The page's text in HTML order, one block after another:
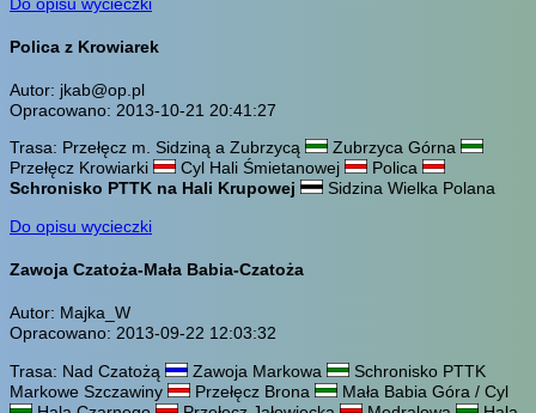
Polica z Krowiarek
Autor: jkab@op.pl
Opracowano: 2013-10-21 20:41:27
Trasa: Przełęcz m. Sidziną a Zubrzycą
Zubrzyca Górna
Przełęcz Krowiarki
Cyl Hali Śmietanowej
Polica
Schronisko PTTK na Hali Krupowej
Sidzina Wielka Polana
Do opisu wycieczki
Zawoja Czatoża-Mała Babia-Czatoża
Autor: Majka_W
Opracowano: 2013-09-22 12:03:32
Trasa: Nad Czatożą
Zawoja Markowa
Schronisko PTTK
Markowe Szczawiny
Przełęcz Brona
Mała Babia Góra / Cyl